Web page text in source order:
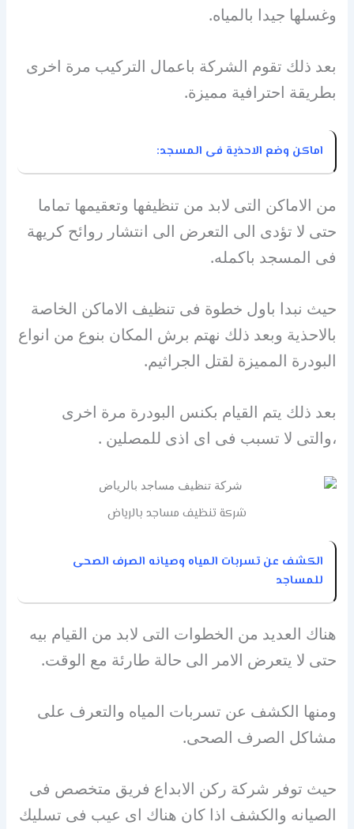
وغسلها جيدا بالمياه.
بعد ذلك تقوم الشركة باعمال التركيب مرة اخرى
بطريقة احترافية مميزة.
اماكن وضع الاحذية فى المسجد:
من الاماكن التى لابد من تنظيفها وتعقيمها تماما
حتى لا تؤدى الى التعرض الى انتشار روائح كريهة
فى المسجد باكمله.
حيث نبدا باول خطوة فى تنظيف الاماكن الخاصة
بالاحذية وبعد ذلك نهتم برش المكان بنوع من انواع
البودرة المميزة لقتل الجراثيم.
بعد ذلك يتم القيام بكنس البودرة مرة اخرى
،والتى لا تسبب فى اى اذى للمصلين .
شركة تنظيف مساجد بالرياض
الكشف عن تسربات المياه وصيانه الصرف الصحى
للمساجد
هناك العديد من الخطوات التى لابد من القيام بيه
حتى لا يتعرض الامر الى حالة طارئة مع الوقت.
ومنها الكشف عن تسربات المياه والتعرف على
مشاكل الصرف الصحى.
حيث توفر شركة ركن الابداع فريق متخصص فى
الصيانه والكشف اذا كان هناك اى عيب فى تسليك